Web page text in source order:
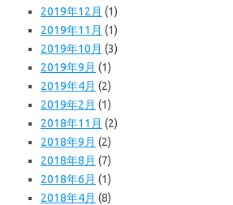
2019年12月 (1)
2019年11月 (1)
2019年10月 (3)
2019年9月 (1)
2019年4月 (2)
2019年2月 (1)
2018年11月 (2)
2018年9月 (2)
2018年8月 (7)
2018年6月 (1)
2018年4月 (8)